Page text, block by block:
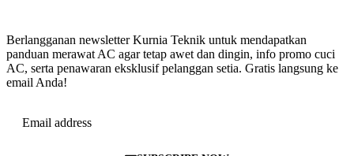
Berlangganan newsletter Kurnia Teknik untuk mendapatkan
panduan merawat AC agar tetap awet dan dingin, info promo cuci
AC, serta penawaran eksklusif pelanggan setia. Gratis langsung ke
email Anda!
Email address